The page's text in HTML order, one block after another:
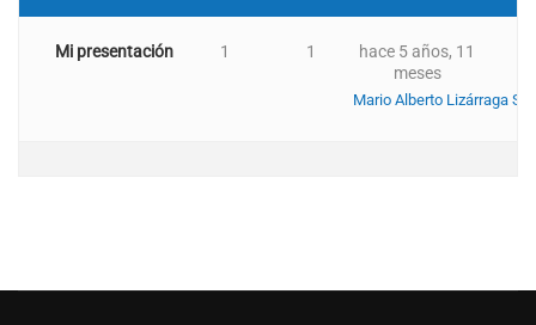
Mi presentación 1 1
hace 5 años, 11
meses
Mario Alberto Lizárraga